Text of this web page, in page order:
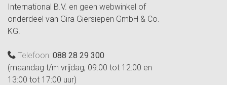
International B.V. en geen webwinkel of
onderdeel van Gira Giersiepen GmbH & Co.
KG.
Telefoon: 088 28 29 300
(maandag t/m vrijdag, 09:00 tot 12:00 en
13:00 tot 17:00 uur)